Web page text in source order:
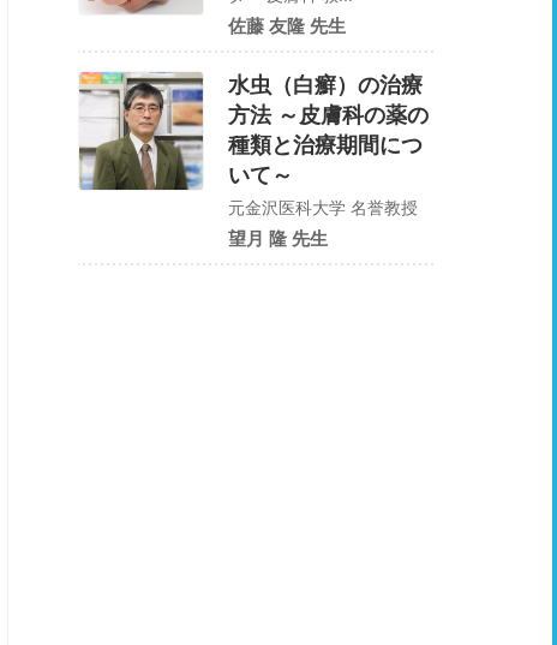
佐藤 友隆 先生
水虫（白癬）の治療
方法 ～皮膚科の薬の
種類と治療期間につ
いて～
元金沢医科大学 名誉教授
望月 隆 先生